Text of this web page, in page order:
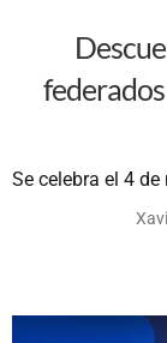
Se celebra el 4